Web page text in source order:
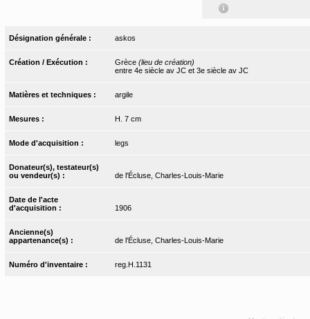
Désignation générale : askos
Création / Exécution : Grèce (lieu de création)
entre 4e siècle av JC et 3e siècle av JC
Matières et techniques : argile
Mesures : H. 7 cm
Mode d'acquisition : legs
Donateur(s), testateur(s)
ou vendeur(s) :
de l'Écluse, Charles-Louis-Marie
Date de l'acte
d'acquisition :
1906
Ancienne(s)
appartenance(s) :
de l'Écluse, Charles-Louis-Marie
Numéro d'inventaire : reg.H.1131